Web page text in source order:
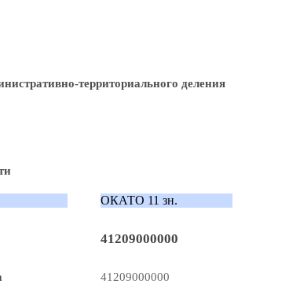
территориального деления
ОКАТО 11 зн.
41209000000
41209000000